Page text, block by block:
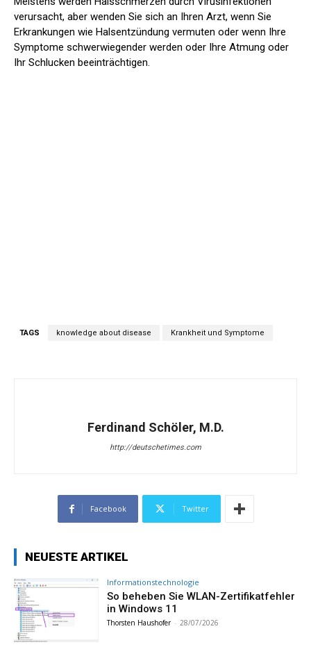
verursacht, aber wenden Sie sich an Ihren Arzt, wenn Sie
Erkrankungen wie Halsentzündung vermuten oder wenn Ihre
Symptome schwerwiegender werden oder Ihre Atmung oder
Ihr Schlucken beeinträchtigen.
TAGS knowledge about disease Krankheit und Symptome
Ferdinand Schöler, M.D.
http://deutschetimes.com
Facebook Twitter
NEUESTE ARTIKEL
Informationstechnologie
So beheben Sie WLAN-Zertifikatfehler
in Windows 11
Thorsten Haushofer - 28/07/2026